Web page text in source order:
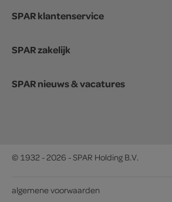
SPAR klantenservice
SPAR zakelijk
SPAR nieuws & vacatures
© 1932 - 2026 - SPAR Holding B.V.
algemene voorwaarden